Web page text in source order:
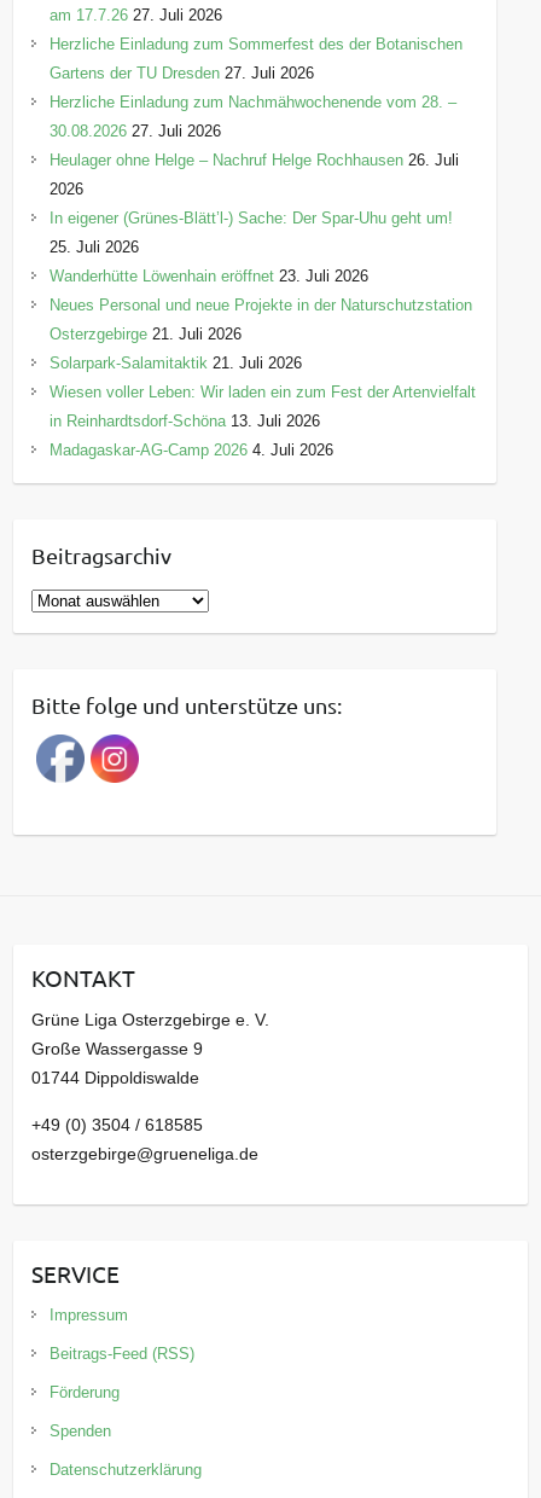
am 17.7.26 27. Juli 2026
Herzliche Einladung zum Sommerfest des der Botanischen
Gartens der TU Dresden 27. Juli 2026
Herzliche Einladung zum Nachmähwochenende vom 28. –
30.08.2026 27. Juli 2026
Heulager ohne Helge – Nachruf Helge Rochhausen 26. Juli
2026
In eigener (Grünes-Blätt’l-) Sache: Der Spar-Uhu geht um!
25. Juli 2026
Wanderhütte Löwenhain eröffnet 23. Juli 2026
Neues Personal und neue Projekte in der Naturschutzstation
Osterzgebirge 21. Juli 2026
Solarpark-Salamitaktik 21. Juli 2026
Wiesen voller Leben: Wir laden ein zum Fest der Artenvielfalt
in Reinhardtsdorf-Schöna 13. Juli 2026
Madagaskar-AG-Camp 2026 4. Juli 2026
Beitragsarchiv
B
e
r
a
g
a
v
Bitte folge und unterstütze uns:
KONTAKT
Grüne Liga Osterzgebirge e. V.
Große Wassergasse 9
01744 Dippoldiswalde
+49 (0) 3504 / 618585
osterzgebirge@grueneliga.de
SERVICE
Impressum
Beitrags-Feed (RSS)
Förderung
Spenden
Datenschutzerklärung